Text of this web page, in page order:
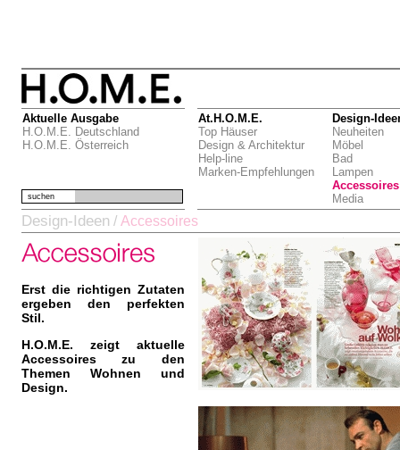
Aktuelle Ausgabe
H.O.M.E. Deutschland
H.O.M.E. Österreich
At.H.O.M.E.
Top Häuser
Design & Architektur
Help-line
Marken-Empfehlungen
Design-
Neuheiten
Möbel
Bad
Lampen
Accessoires
Media
suchen
Design-Ideen / Accessoires
Erst die richtigen Zutaten
ergeben den perfekten
Stil.
H.O.M.E. zeigt aktuelle
Accessoires zu den
Themen Wohnen und
Design.